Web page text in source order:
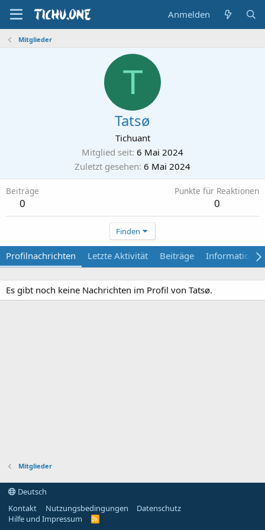
Anmelden
Mitglieder
T
Tatsø
Tichuant
Mitglied seit 6 Mai 2024
Zuletzt gesehen 6 Mai 2024
Beiträge
0
Punkte für Reaktionen
0
Finden
Profilnachrichten Letzte Aktivität Beiträge Informationen
Es gibt noch keine Nachrichten im Profil von Tatsø.
Mitglieder
Deutsch
Kontakt
Nutzungsbedingungen
Datenschutz
Hilfe und Impressum
R